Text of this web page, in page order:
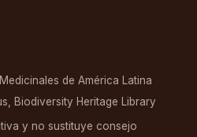
de América Latina
Biodiversity Heritage Library
y no sustituye consejo